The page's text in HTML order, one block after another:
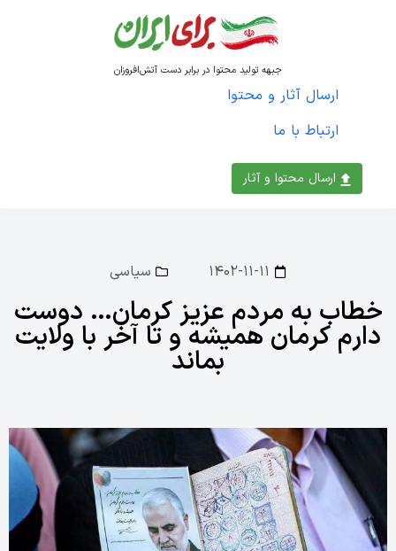
ارسال محتوا و آثار
جبهه تولید محتوا در برابر دست آتش‌افروزان
ارسال آثار و محتوا
ارتباط با ما
۱۴۰۲-۱۱-۱۱ سیاسی
خطاب به مردم عزیز کرمان… دوست
دارم کرمان همیشه و تا آخر با ولایت
بماند